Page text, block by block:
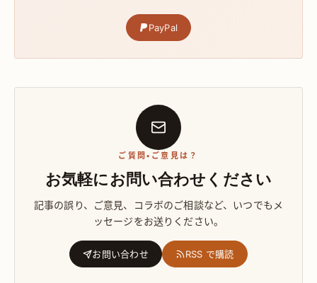
PayPal
ご質問・ご意見は？
お気軽にお問い合わせください
記事の誤り、ご意見、コラボのご相談など、いつでもメ
ッセージをお送りください。
お問い合わせ RSS で購読